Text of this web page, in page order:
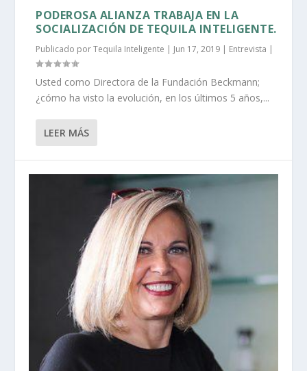
PODEROSA ALIANZA TRABAJA EN LA
SOCIALIZACIÓN DE TEQUILA INTELIGENTE.
Publicado porTequila Inteligente | Jun 17, 2019 | Entrevista |
Usted como Directora de la Fundación Beckmann;
¿cómo ha visto la evolución, en los últimos 5 años,...
LEER MÁS